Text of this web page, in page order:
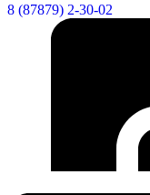
8 (87879) 2-30-02